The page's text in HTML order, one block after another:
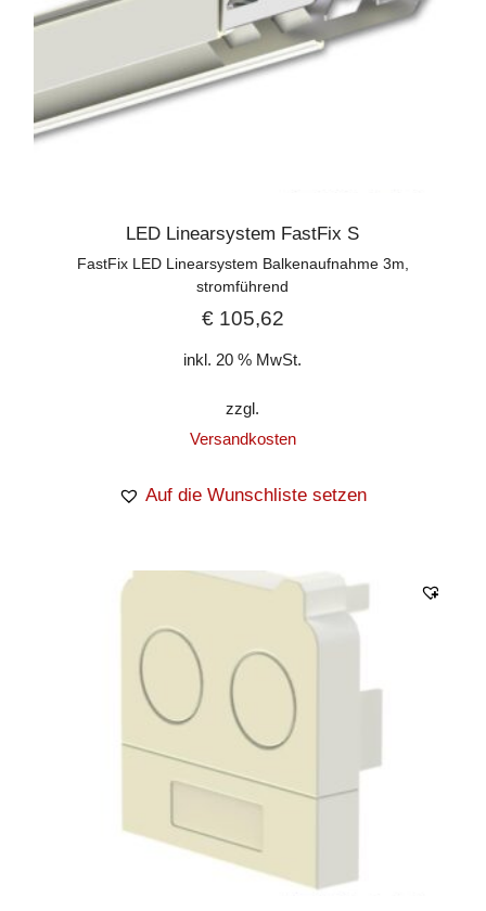
LED Linearsystem FastFix S
FastFix LED Linearsystem Balkenaufnahme 3m,
stromführend
€105,62
inkl. 20 % MwSt.
zzgl.
Versandkosten
Auf die Wunschliste setzen